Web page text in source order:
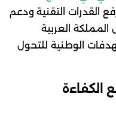
القدرات التقنية ودعم
العربية
الوطنية للتحول
الكفاءة